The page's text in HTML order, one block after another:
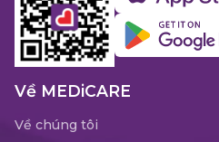
Về MEDiCARE
Về chúng tôi